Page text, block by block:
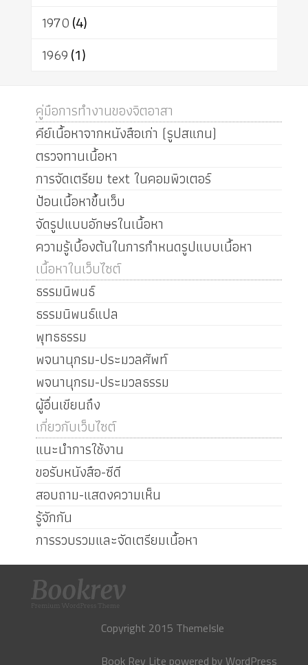
1970(4)
1969(1)
คู่มือการทำงานของจิตอาสา
คีย์เนื้อหาจากหนังสือเก่า (รูปสแกน)
ตรวจทานเนื้อหา
การจัดเตรียม text ในคอมพิวเตอร์
ป้อนเนื้อหาขึ้นเว็บ
จัดรูปแบบอักษรในเนื้อหา
ความรู้เบื้องต้นในการกำหนดรูปแบบเนื้อหา
เนื้อหาในเว็บไซต์
ธรรมนิพนธ์
ธรรมนิพนธ์แปล
พุทธธรรม
พจนานุกรม-ประมวลศัพท์
พจนานุกรม-ประมวลธรรม
ผู้อื่นเขียนถึง
เกี่ยวกับเว็บไซต์
แนะนำการใช้งาน
ขอรับหนังสือ-ซีดี
สอบถาม-แสดงความเห็น
รู้จักกัน
การรวบรวมและจัดเตรียมเนื้อหา
Copyright 2015 ThemeIsle
Book Rev Lite powered byWordPress